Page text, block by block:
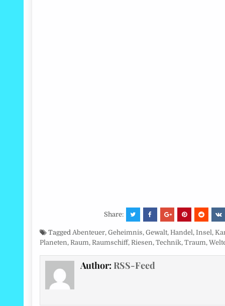
Share:
Tagged Abenteuer,Geheimnis,Gewalt, Handel,Insel,
Planeten, Raum, Raumschiff, Riesen,Technik,Traum,
Author: RSS-Feed